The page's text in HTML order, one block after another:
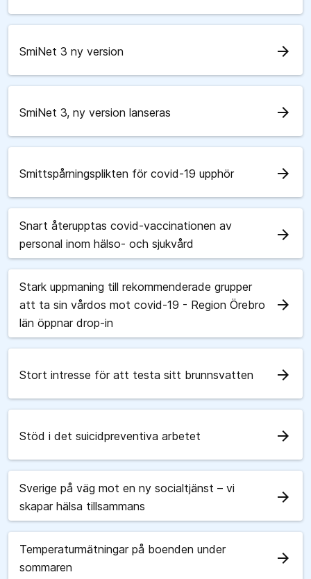
SmiNet 3 ny version arrow_forward
SmiNet 3, ny version lanseras arrow_forward
Smittspårningsplikten för covid-19 upphör arrow_forward
Snart återupptas covid-vaccinationen av
personal inom hälso- och sjukvård
arrow_forward
Stark uppmaning till rekommenderade grupper
att ta sin vårdos mot covid-19 - Region Örebro
län öppnar drop-in
arrow_forward
Stort intresse för att testa sitt brunnsvatten arrow_forward
Stöd i det suicidpreventiva arbetet arrow_forward
Sverige på väg mot en ny socialtjänst – vi
skapar hälsa tillsammans
arrow_forward
Temperaturmätningar på boenden under
sommaren
arrow_forward